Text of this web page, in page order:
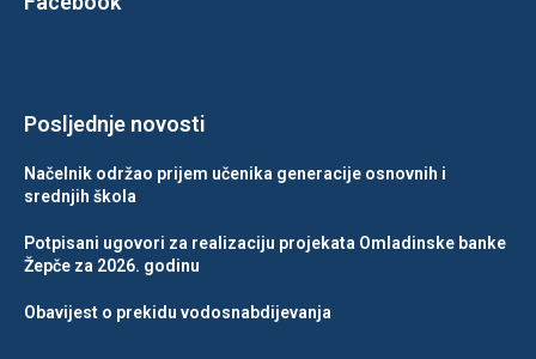
Posljednje novosti
Načelnik održao prijem učenika generacije osnovnih i
srednjih škola
Potpisani ugovori za realizaciju projekata Omladinske banke
Žepče za 2026. godinu
Obavijest o prekidu vodosnabdijevanja